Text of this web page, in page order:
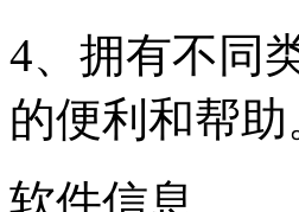
4、拥有不同
的便利和帮助